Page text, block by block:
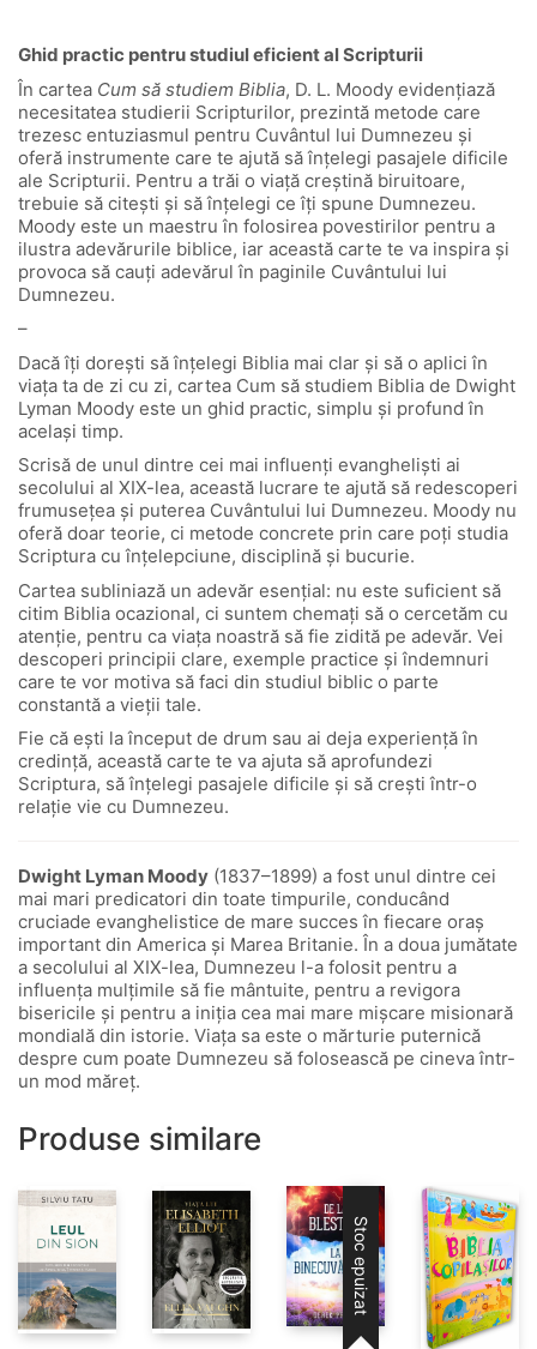
Ghid practic pentru studiul eficient al Scripturii
În cartea Cum să studiem Biblia, D. L. Moody evidențiază
necesitatea studierii Scripturilor, prezintă metode care
trezesc entuziasmul pentru Cuvântul lui Dumnezeu și
oferă instrumente care te ajută să înțelegi pasajele dificile
ale Scripturii. Pentru a trăi o viață creștină biruitoare,
trebuie să citești și să înțelegi ce îți spune Dumnezeu.
Moody este un maestru în folosirea povestirilor pentru a
ilustra adevărurile biblice, iar această carte te va inspira și
provoca să cauți adevărul în paginile Cuvântului lui
Dumnezeu.
–
Dacă îți dorești să înțelegi Biblia mai clar și să o aplici în
viața ta de zi cu zi, cartea Cum să studiem Biblia de Dwight
Lyman Moody este un ghid practic, simplu și profund în
același timp.
Scrisă de unul dintre cei mai influenți evangheliști ai
secolului al XIX-lea, această lucrare te ajută să redescoperi
frumusețea și puterea Cuvântului lui Dumnezeu. Moody nu
oferă doar teorie, ci metode concrete prin care poți studia
Scriptura cu înțelepciune, disciplină și bucurie.
Cartea subliniază un adevăr esențial: nu este suficient să
citim Biblia ocazional, ci suntem chemați să o cercetăm cu
atenție, pentru ca viața noastră să fie zidită pe adevăr. Vei
descoperi principii clare, exemple practice și îndemnuri
care te vor motiva să faci din studiul biblic o parte
constantă a vieții tale.
Fie că ești la început de drum sau ai deja experiență în
credință, această carte te va ajuta să aprofundezi
Scriptura, să înțelegi pasajele dificile și să crești într-o
relație vie cu Dumnezeu.
Dwight Lyman Moody (1837–1899) a fost unul dintre cei
mai mari predicatori din toate timpurile, conducând
cruciade evanghelistice de mare succes în fiecare oraș
important din America și Marea Britanie. În a doua jumătate
a secolului al XIX-lea, Dumnezeu l-a folosit pentru a
influența mulțimile să fie mântuite, pentru a revigora
bisericile și pentru a iniția cea mai mare mișcare misionară
mondială din istorie. Viața sa este o mărturie puternică
despre cum poate Dumnezeu să folosească pe cineva într-
un mod măreț.
Produse similare
Stoc epuizat